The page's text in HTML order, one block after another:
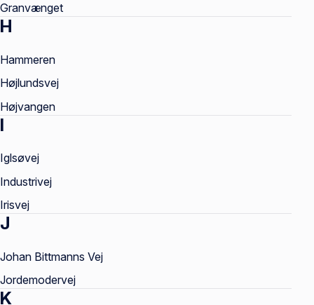
Granvænget
H
Hammeren
Højlundsvej
Højvangen
I
Iglsøvej
Industrivej
Irisvej
J
Johan Bittmanns Vej
Jordemodervej
K